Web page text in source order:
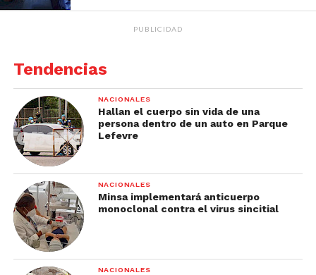
PUBLICIDAD
Tendencias
NACIONALES
Hallan el cuerpo sin vida de una
persona dentro de un auto en Parque
Lefevre
NACIONALES
Minsa implementará anticuerpo
monoclonal contra el virus sincitial
NACIONALES